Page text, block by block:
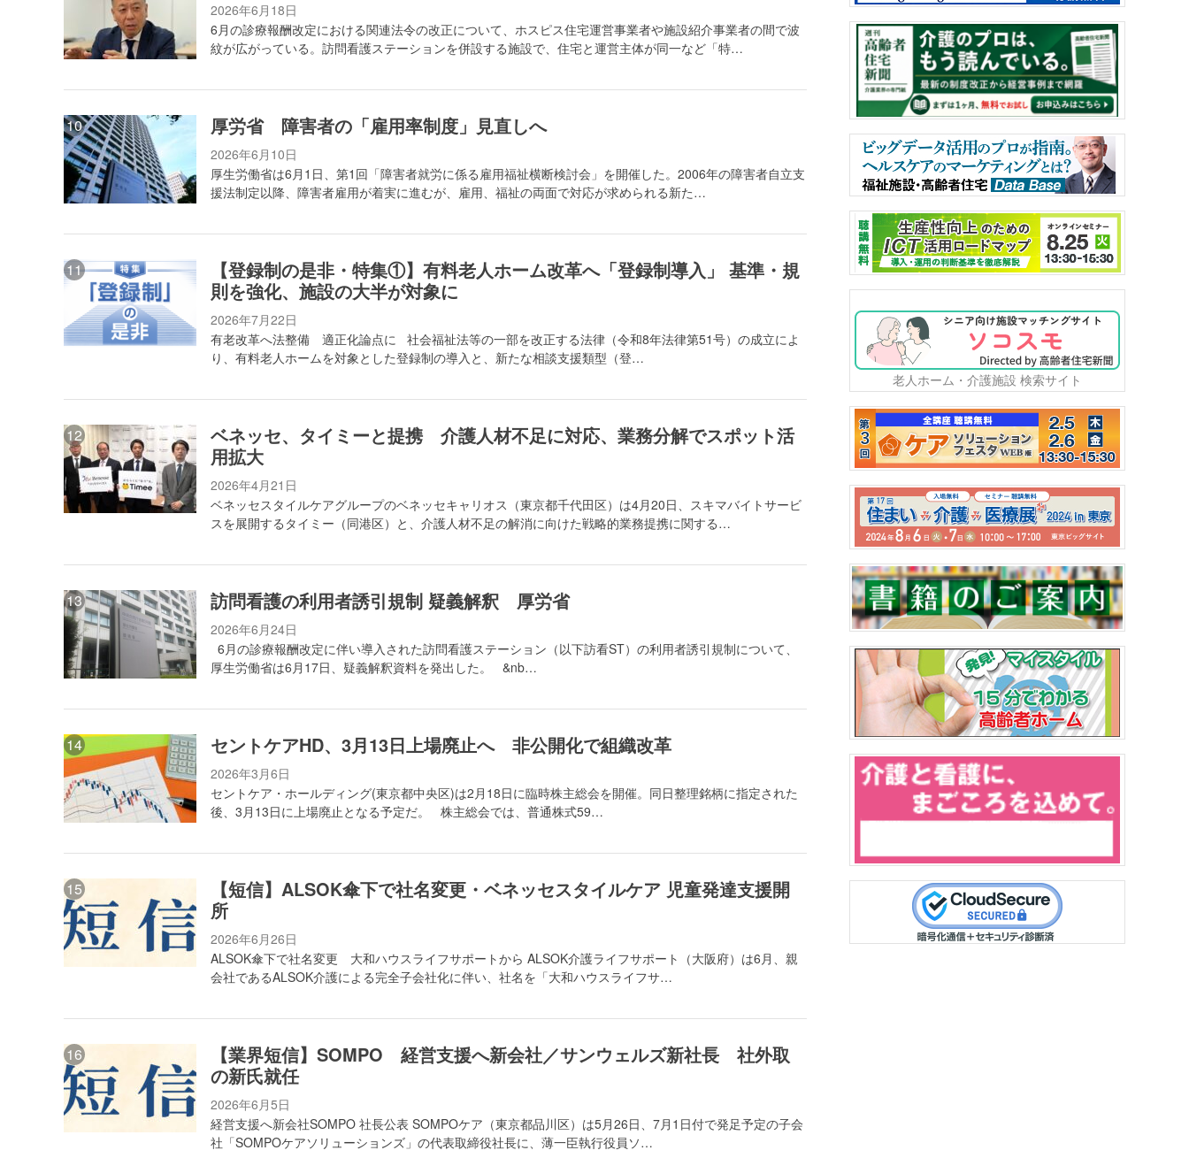
2026年6月18日
6月の診療報酬改定における関連法令の改正について、ホスピス住宅運営事業者や施設紹介事業者の間で波
紋が広がっている。訪問看護ステーションを併設する施設で、住宅と運営主体が同一など「特…
厚労省 障害者の「雇用率制度」見直しへ
2026年6月10日
厚生労働省は6月1日、第1回「障害者就労に係る雇用福祉横断検討会」を開催した。2006年の障害者自立支
援法制定以降、障害者雇用が着実に進むが、雇用、福祉の両面で対応が求められる新た…
【登録制の是非・特集①】有料老人ホーム改革へ「登録制導入」 基準・規
則を強化、施設の大半が対象に
2026年7月22日
有老改革へ法整備 適正化論点に 社会福祉法等の一部を改正する法律（令和8年法律第51号）の成立によ
り、有料老人ホームを対象とした登録制の導入と、新たな相談支援類型（登…
ベネッセ、タイミーと提携 介護人材不足に対応、業務分解でスポット活
用拡大
2026年4月21日
ベネッセスタイルケアグループのベネッセキャリオス（東京都千代田区）は4月20日、スキマバイトサービ
スを展開するタイミー（同港区）と、介護人材不足の解消に向けた戦略的業務提携に関する…
訪問看護の利用者誘引規制 疑義解釈 厚労省
2026年6月24日
6月の診療報酬改定に伴い導入された訪問看護ステーション（以下訪看ST）の利用者誘引規制について、
厚生労働省は6月17日、疑義解釈資料を発出した。 &nb…
セントケアHD、3月13日上場廃止へ 非公開化で組織改革
2026年3月6日
セントケア・ホールディング(東京都中央区)は2月18日に臨時株主総会を開催。同日整理銘柄に指定された
後、3月13日に上場廃止となる予定だ。 株主総会では、普通株式59…
【短信】ALSOK傘下で社名変更・ベネッセスタイルケア 児童発達支援開
所
2026年6月26日
ALSOK傘下で社名変更 大和ハウスライフサポートから ALSOK介護ライフサポート（大阪府）は6月、親
会社であるALSOK介護による完全子会社化に伴い、社名を「大和ハウスライフサ…
【業界短信】SOMPO 経営支援へ新会社／サンウェルズ新社長 社外取
の新氏就任
2026年6月5日
経営支援へ新会社SOMPO 社長公表 SOMPOケア（東京都品川区）は5月26日、7月1日付で発足予定の子会
社「SOMPOケアソリューションズ」の代表取締役社長に、薄一臣執行役員ソ…
老人ホーム・介護施設 検索サイト